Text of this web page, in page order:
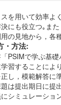
を用いて効率よ
にも役立つ｡ま
の見地から，各
・方法:
PSIMで学ぶ基
習することによ
し，模範解答に
は提出期日に提
シミュレーショ